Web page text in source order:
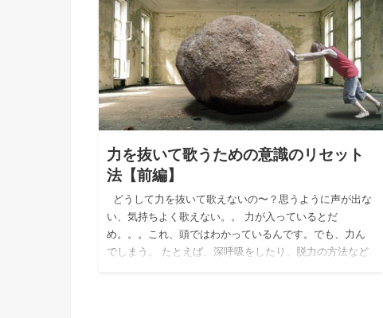
力を抜いて歌うための意識のリセット
法【前編】
どうして力を抜いて歌えないの〜？思うように声が出な
い、気持ちよく歌えない。。 力が入っているとだ
め。。。これ、頭ではわかっているんです。でも、力ん
でしまう。 たとえば、深呼吸をしたり、脱力の方法など